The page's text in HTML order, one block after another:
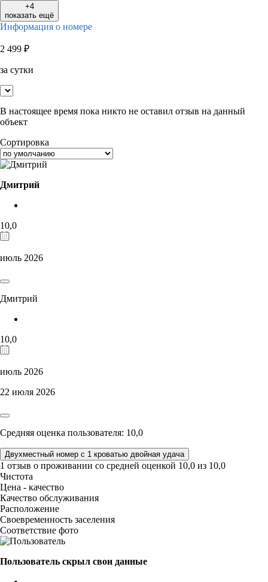
+4
показать ещё
Информация о номере
2 499 ₽
за сутки
В настоящее время пока никто не оставил отзыв на данный
объект
Сортировка
Дмитрий
10,0
июль 2026
Дмитрий
10,0
июль 2026
22 июля 2026
Средняя оценка пользователя: 10,0
Двухместный номер с 1 кроватью двойная удача
1 отзыв о проживании со средней оценкой 10,0 из 10,0
Чистота
Цена - качество
Качество обслуживания
Расположение
Своевременность заселения
Соответствие фото
Пользователь скрыл свои данные